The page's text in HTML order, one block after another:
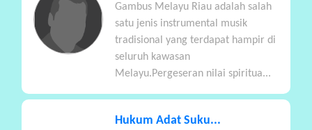
Gambus Melayu Riau adalah salah
satu jenis instrumental musik
tradisional yang terdapat hampir di
seluruh kawasan
Melayu.Pergeseran nilai spiritua...
Hukum Adat Suku...